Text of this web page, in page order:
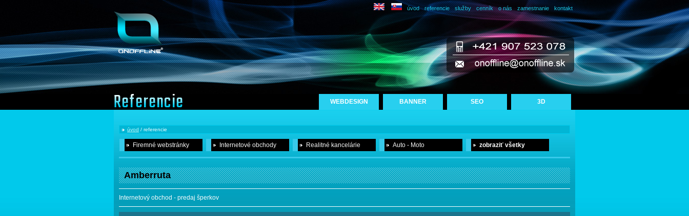
úvod referencie služby cenník o nás zamestnanie kontakt
WEBDESIGN BANNER SEO 3D
Referencie
úvod / referencie
Firemné webstránky Internetové obchody Realitné kancelárie Auto - Moto zobraziť všetky
Amberruta
Internetový obchod - predaj šperkov